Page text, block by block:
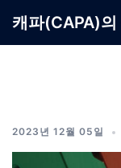
캐파(CAPA)
2023년 12월 05일